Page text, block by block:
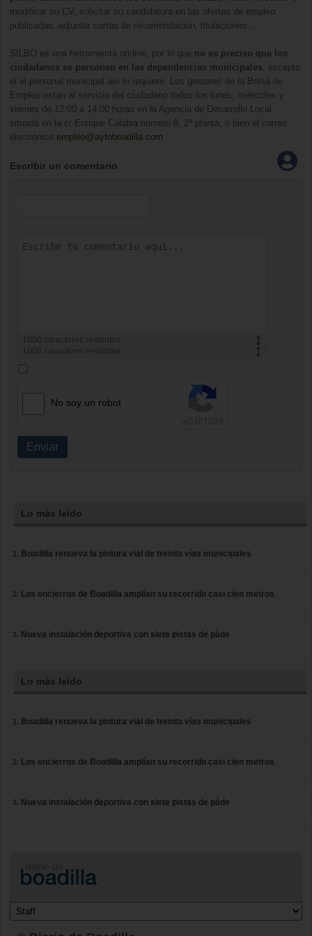
modificar su CV, solicitar su candidatura en las ofertas de empleo
publicadas, adjuntar cartas de recomendación, titulaciones…
SILBO es una herramienta on-line, por lo que no es preciso que los
ciudadanos se personen en las dependencias municipales, excepto
si el personal municipal así lo requiere. Los gestores de la Bolsa de
Empleo están al servicio del ciudadano todos los lunes, miércoles y
viernes de 12:00 a 14:00 horas en la Agencia de Desarrollo Local
situada en la c/ Enrique Calabia número 8, 2ª planta, o bien el correo
electrónico empleo@aytoboadilla.com.
Escribir un comentario
caracteres restantes
caracteres restantes
No soy un robot
Enviar
Lo más leído
Boadilla renueva la pintura vial de treinta vías municipales
Los encierros de Boadilla amplían su recorrido casi cien metros
Nueva instalación deportiva con siete pistas de páde
Lo más leído
Boadilla renueva la pintura vial de treinta vías municipales
Los encierros de Boadilla amplían su recorrido casi cien metros
Nueva instalación deportiva con siete pistas de páde